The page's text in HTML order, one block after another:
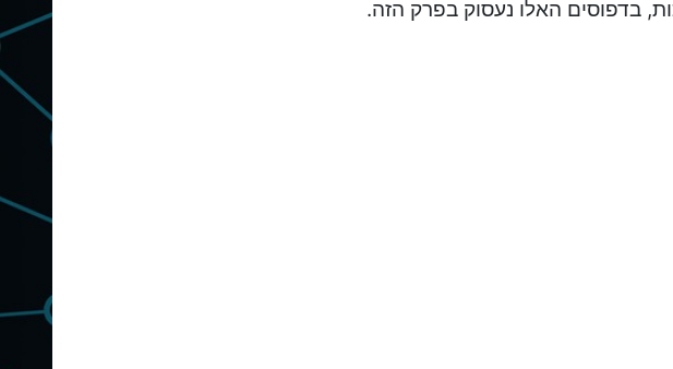
בדפוסים האלו נעסוק בפרק הזה.